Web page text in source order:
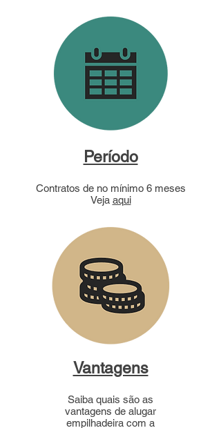
Período
Contratos de no mínimo 6 meses
Veja aqui
Vantagens
Saiba quais são as
vantagens de alugar
empilhadeira com a